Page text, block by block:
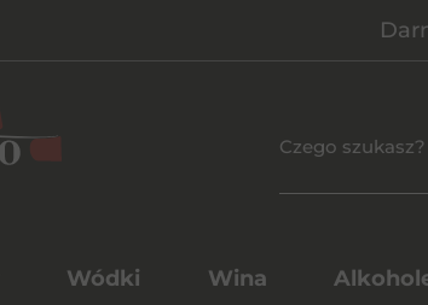
Wódki Wina